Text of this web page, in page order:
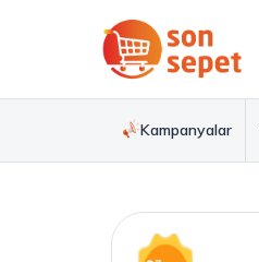
Kampanyalar